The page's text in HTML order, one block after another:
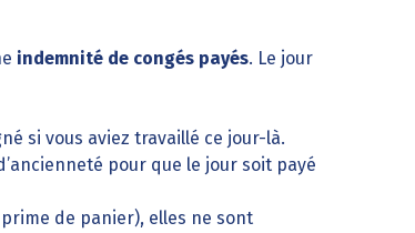
indemnité de congés payés. Le jour
si vous aviez travaillé ce jour-là.
pour que le jour soit payé
de panier), elles ne sont